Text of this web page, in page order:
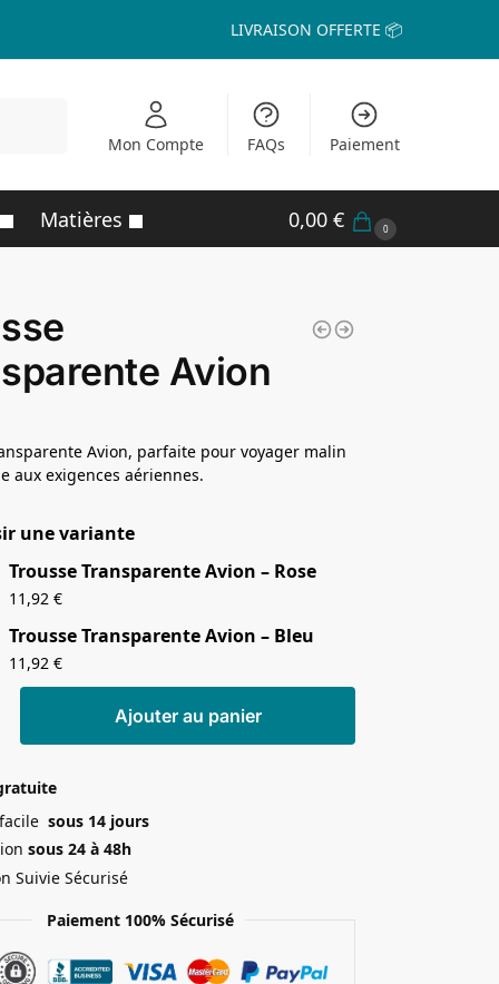
LIVRAISON OFFERTE 📦
Mon Compte FAQs Paiement
Matières 0,00 € 0
Avion
Avion, parfaite pour voyager malin
aux exigences aériennes.
une variante
Trousse Transparente Avion – Rose
11,92€
Trousse Transparente Avion – Bleu
11,92€
Ajouter au panier
facilesous 14 jours
sous 24 à 48h
Suivie Sécurisé
Paiement 100% Sécurisé